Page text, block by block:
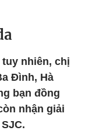
tuy nhiên, chị
Đình, Hà
bạn đồng
nhận giải